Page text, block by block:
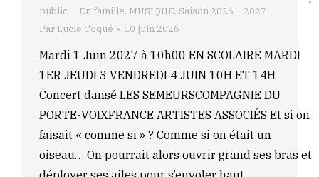
public — En famille, MUSIQUE, Saison 2026 – 2027
Par Lucie Coqué 10 juin 2026
Mardi 1 Juin 2027 à 10h00 EN SCOLAIRE MARDI
1ER JEUDI 3 VENDREDI 4 JUIN 10H ET 14H
Concert dansé LES SEMEURSCOMPAGNIE DU
PORTE-VOIXFRANCE ARTISTES ASSOCIÉS Et si on
faisait « comme si » ? Comme si on était un
oiseau… On pourrait alors ouvrir grand ses bras et